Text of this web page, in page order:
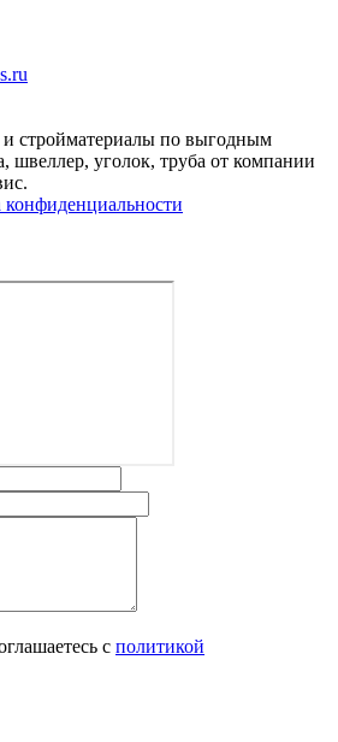
стройматериалы по выгодным
швеллер, уголок, труба от компании
с политикой